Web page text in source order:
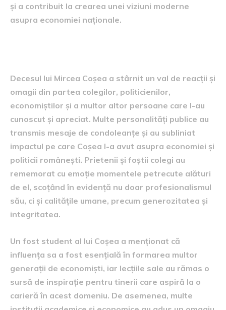
și a contribuit la crearea unei viziuni moderne
asupra economiei naționale.
Decesul lui Mircea Coșea a stârnit un val de reacții și
omagii din partea colegilor, politicienilor,
economiștilor și a multor altor persoane care l-au
cunoscut și apreciat. Multe personalități publice au
transmis mesaje de condoleanțe și au subliniat
impactul pe care Coșea l-a avut asupra economiei și
politicii românești. Prietenii și foștii colegi au
rememorat cu emoție momentele petrecute alături
de el, scoțând în evidență nu doar profesionalismul
său, ci și calitățile umane, precum generozitatea și
integritatea.
Un fost student al lui Coșea a menționat că
influența sa a fost esențială în formarea multor
generații de economiști, iar lecțiile sale au rămas o
sursă de inspirație pentru tinerii care aspiră la o
carieră în acest domeniu. De asemenea, multe